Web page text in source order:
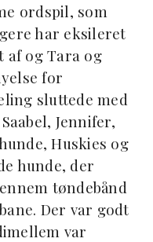
ordspil, som
har eksileret
af og Tara og
for
sluttede med
Jennifer,
Huskies og
hunde, der
tøndebånd
Der var godt
var